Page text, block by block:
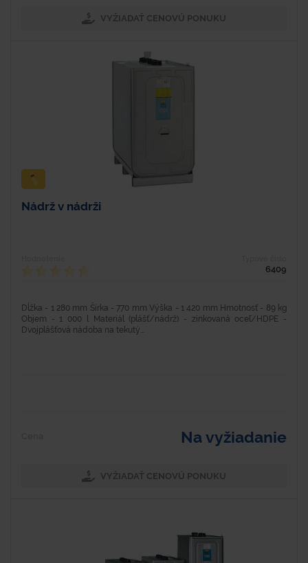
VYŽIADAŤ CENOVÚ PONUKU
Nádrž v nádrži
6409
Dĺžka - 1 280 mm Šírka - 770 mm Výška - 1 420 mm Hmotnosť - 89 kg
Objem - 1 000 l Materiál (plášť/nádrž) - zinkovaná oceľ/HDPE -
Dvojplášťová nádoba na tekutý...
Na vyžiadanie
VYŽIADAŤ CENOVÚ PONUKU